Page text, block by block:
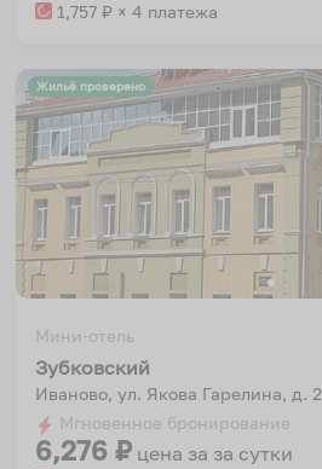
1,757 ₽ × 4 платежа
Жильё проверено
Мини-отель
Зубковский
Иваново, ул. Якова Гарелина, д. 2
Мгновенное бронирование
6,276 ₽ цена за за сутки